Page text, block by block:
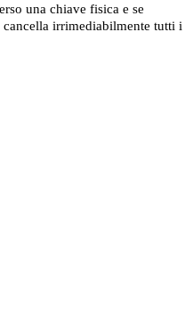
una chiave fisica e se
irrimediabilmente tutti i